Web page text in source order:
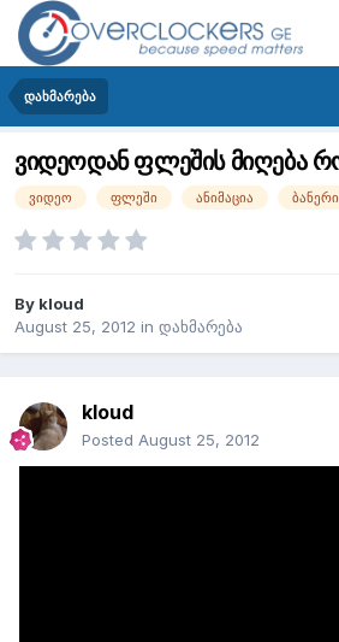
დახმარება
ვიდეოდან ფლეშის მიღება
ვიდეო ფლეში ანიმაცია ბანერი
By kloud
August 25, 2012 in დახმარება
kloud
Posted August 25, 2012